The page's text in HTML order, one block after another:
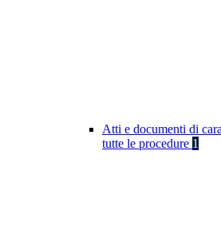
Atti e documenti di
tutte le procedure 1